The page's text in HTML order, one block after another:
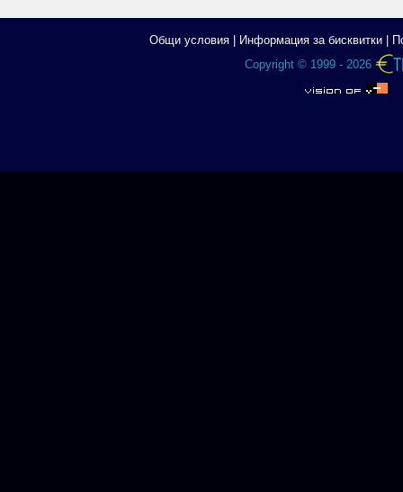
Общи условия| Информация за бисквитки|
Copyright © 1999 - 2026